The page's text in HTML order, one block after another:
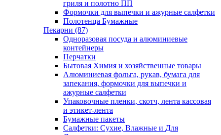
гриля и полотно ПП
Формочки для выпечки и ажурные салфетки
Полотенца Бумажные
Пекарни (87)
Одноразовая посуда и алюминиевые
контейнеры
Перчатки
Бытовая Химия и хозяйственные товары
Алюминиевая фольга, рукав, бумага для
запекания, формочки для выпечки и
ажурные салфетки
Упаковочные пленки, скотч, лента кассовая
и этикет-лента
Бумажные пакеты
Салфетки: Сухие, Влажные и Для